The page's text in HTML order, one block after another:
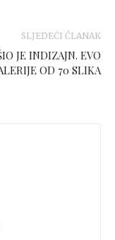
SLJEDEĆI ČLANAK
JE INDIZAJN. EVO
OD 70 SLIKA